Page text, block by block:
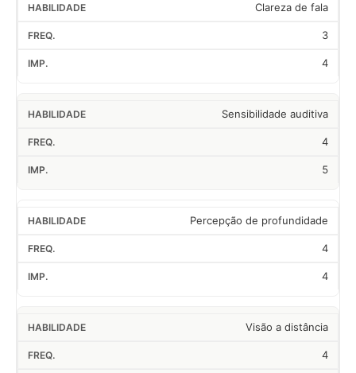
Clareza de fala
3
4
Sensibilidade auditiva
4
5
Percepção de profundidade
4
4
Visão a distância
4